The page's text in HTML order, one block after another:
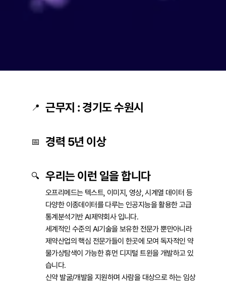
📍 근무지 : 경기도 수원시
📅 경력 5년 이상
🔍 우리는 이런 일을 합니다
오프리메드는 텍스트, 이미지, 영상, 시계열 데이터 등
다양한 이종데이터를 다루는 인공지능을 활용한 고급
통계분석기반 AI제약회사 입니다.
세계적인 수준의 AI기술을 보유한 전문가 뿐만아니라
제약산업의 핵심 전문가들이 한곳에 모여 독자적인 약
물가상탐색이 가능한 휴먼 디지털 트윈을 개발하고 있
습니다.
신약 발굴/개발을 지원하며 사람을 대상으로 하는 임상